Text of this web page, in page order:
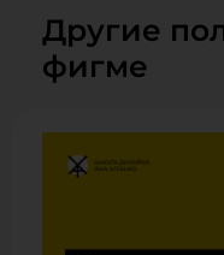
Другие
фигме